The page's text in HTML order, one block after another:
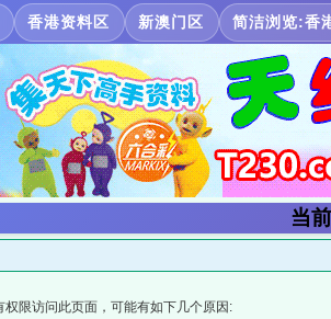
香港资料区 新澳门区 简洁浏览:香
当
权限访问此页面，可能有如下几个原因: